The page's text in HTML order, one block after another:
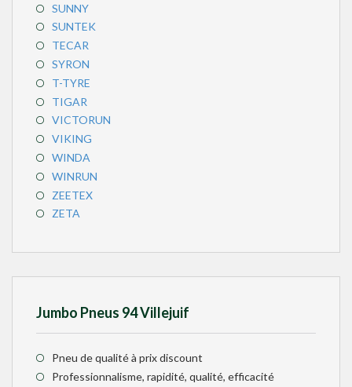
SUNNY
SUNTEK
TECAR
SYRON
T-TYRE
TIGAR
VICTORUN
VIKING
WINDA
WINRUN
ZEETEX
ZETA
Jumbo Pneus 94 Villejuif
Pneu de qualité à prix discount
Professionnalisme, rapidité, qualité, efficacité